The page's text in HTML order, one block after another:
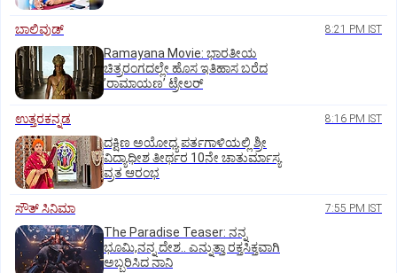
ಬಾಲಿವುಡ್‌ 8:21 PM IST
Ramayana Movie: ಭಾರತೀಯ
ಚಿತ್ರರಂಗದಲ್ಲೇ ಹೊಸ ಇತಿಹಾಸ ಬರೆದ
ʼರಾಮಾಯಣʼ ಟ್ರೇಲರ್
ಉತ್ತರಕನ್ನಡ 8:16 PM IST
ದಕ್ಷಿಣ ಅಯೋಧ್ಯ ಪರ್ತಗಾಳಿಯಲ್ಲಿ ಶ್ರೀ
ವಿದ್ಯಾಧೀಶ ತೀರ್ಥರ 10ನೇ ಚಾತುರ್ಮಾಸ್ಯ
ವ್ರತ ಆರಂಭ
ಸೌತ್‌ ಸಿನಿಮಾ 7:55 PM IST
The Paradise Teaser: ನನ್ನ
ಭೂಮಿ,ನನ್ನ ದೇಶ.. ಎನ್ನುತ್ತಾ ರಕ್ತಸಿಕ್ತವಾಗಿ
ಅಬ್ಬರಿಸಿದ ನಾನಿ